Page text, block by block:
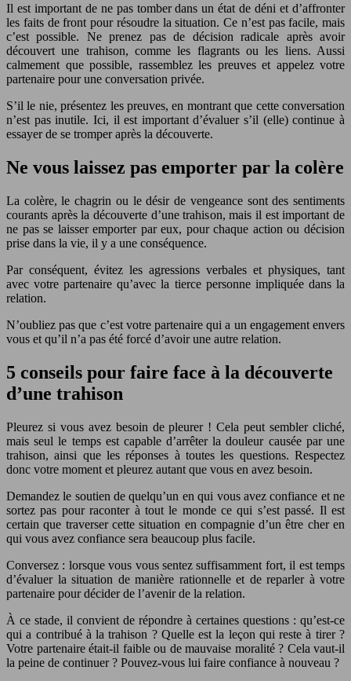
Il est important de ne pas tomber dans un état de déni et d’affronter
les faits de front pour résoudre la situation. Ce n’est pas facile, mais
c’est possible. Ne prenez pas de décision radicale après avoir
découvert une trahison, comme les flagrants ou les liens. Aussi
calmement que possible, rassemblez les preuves et appelez votre
partenaire pour une conversation privée.
S’il le nie, présentez les preuves, en montrant que cette conversation
n’est pas inutile. Ici, il est important d’évaluer s’il (elle) continue à
essayer de se tromper après la découverte.
Ne vous laissez pas emporter par la colère
La colère, le chagrin ou le désir de vengeance sont des sentiments
courants après la découverte d’une trahison, mais il est important de
ne pas se laisser emporter par eux, pour chaque action ou décision
prise dans la vie, il y a une conséquence.
Par conséquent, évitez les agressions verbales et physiques, tant
avec votre partenaire qu’avec la tierce personne impliquée dans la
relation.
N’oubliez pas que c’est votre partenaire qui a un engagement envers
vous et qu’il n’a pas été forcé d’avoir une autre relation.
5 conseils pour faire face à la découverte
d’une trahison
Pleurez si vous avez besoin de pleurer ! Cela peut sembler cliché,
mais seul le temps est capable d’arrêter la douleur causée par une
trahison, ainsi que les réponses à toutes les questions. Respectez
donc votre moment et pleurez autant que vous en avez besoin.
Demandez le soutien de quelqu’un en qui vous avez confiance et ne
sortez pas pour raconter à tout le monde ce qui s’est passé. Il est
certain que traverser cette situation en compagnie d’un être cher en
qui vous avez confiance sera beaucoup plus facile.
Conversez : lorsque vous vous sentez suffisamment fort, il est temps
d’évaluer la situation de manière rationnelle et de reparler à votre
partenaire pour décider de l’avenir de la relation.
À ce stade, il convient de répondre à certaines questions : qu’est-ce
qui a contribué à la trahison ? Quelle est la leçon qui reste à tirer ?
Votre partenaire était-il faible ou de mauvaise moralité ? Cela vaut-il
la peine de continuer ? Pouvez-vous lui faire confiance à nouveau ?